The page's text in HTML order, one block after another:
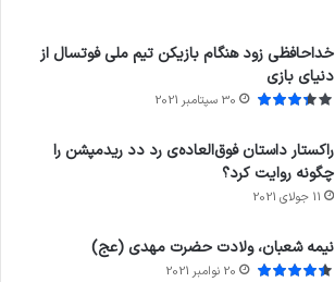
خداحافظی زود هنگام بازیکن تیم ملی فوتسال از
دنیای بازی
30 سپتامبر 2021
راکستار داستان فوق‌العاده‌ی رد دد ریدمپشن را
چگونه روایت کرد؟
11 جولای 2021
نیمه شعبان، ولادت حضرت مهدی (عج)
20 نوامبر 2021